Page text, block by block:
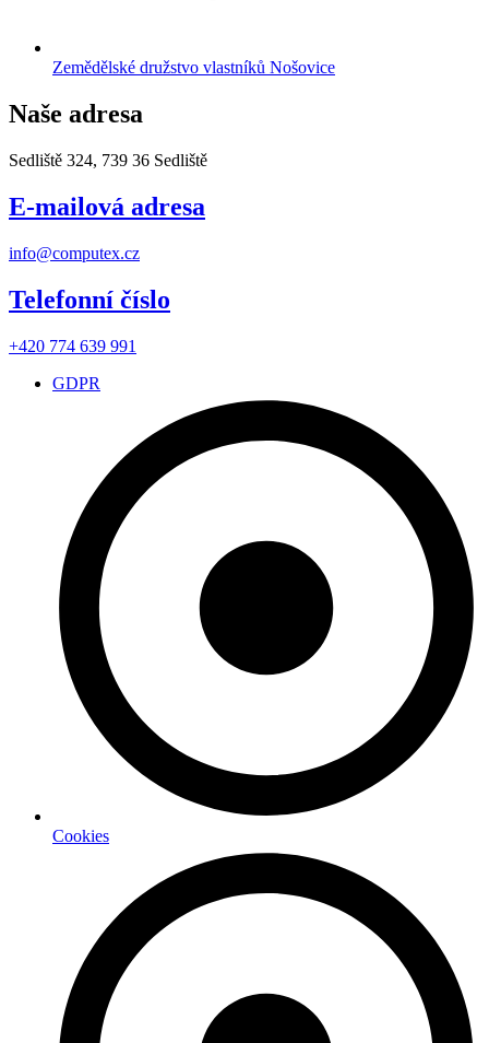
Zemědělské družstvo vlastníků Nošovice
Naše adresa
Sedliště 324, 739 36 Sedliště
E-mailová adresa
info@computex.cz
Telefonní číslo
+420 774 639 991
GDPR
Cookies